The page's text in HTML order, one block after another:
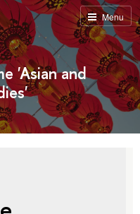
Menu
'Asian and